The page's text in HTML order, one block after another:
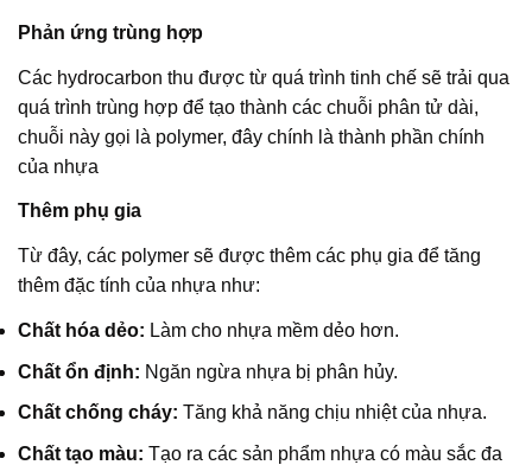
Phản ứng trùng hợp
Các hydrocarbon thu được từ quá trình tinh chế sẽ trải qua
quá trình trùng hợp để tạo thành các chuỗi phân tử dài,
chuỗi này gọi là polymer, đây chính là thành phần chính
của nhựa
Thêm phụ gia
Từ đây, các polymer sẽ được thêm các phụ gia để tăng
thêm đặc tính của nhựa như:
Chất hóa dẻo: Làm cho nhựa mềm dẻo hơn.
Chất ổn định: Ngăn ngừa nhựa bị phân hủy.
Chất chống cháy: Tăng khả năng chịu nhiệt của nhựa.
Chất tạo màu: Tạo ra các sản phẩm nhựa có màu sắc đa